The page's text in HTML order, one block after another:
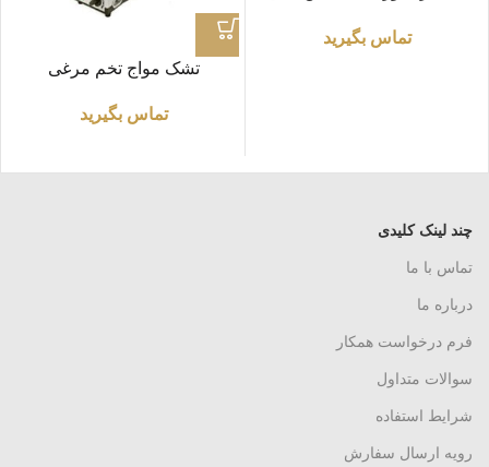
تماس بگیرید
تشک مواج تخم مرغی
تماس بگیرید
چند لینک کلیدی
تماس با ما
درباره ما
فرم درخواست همکار
سوالات متداول
شرایط استفاده
رویه ارسال سفارش